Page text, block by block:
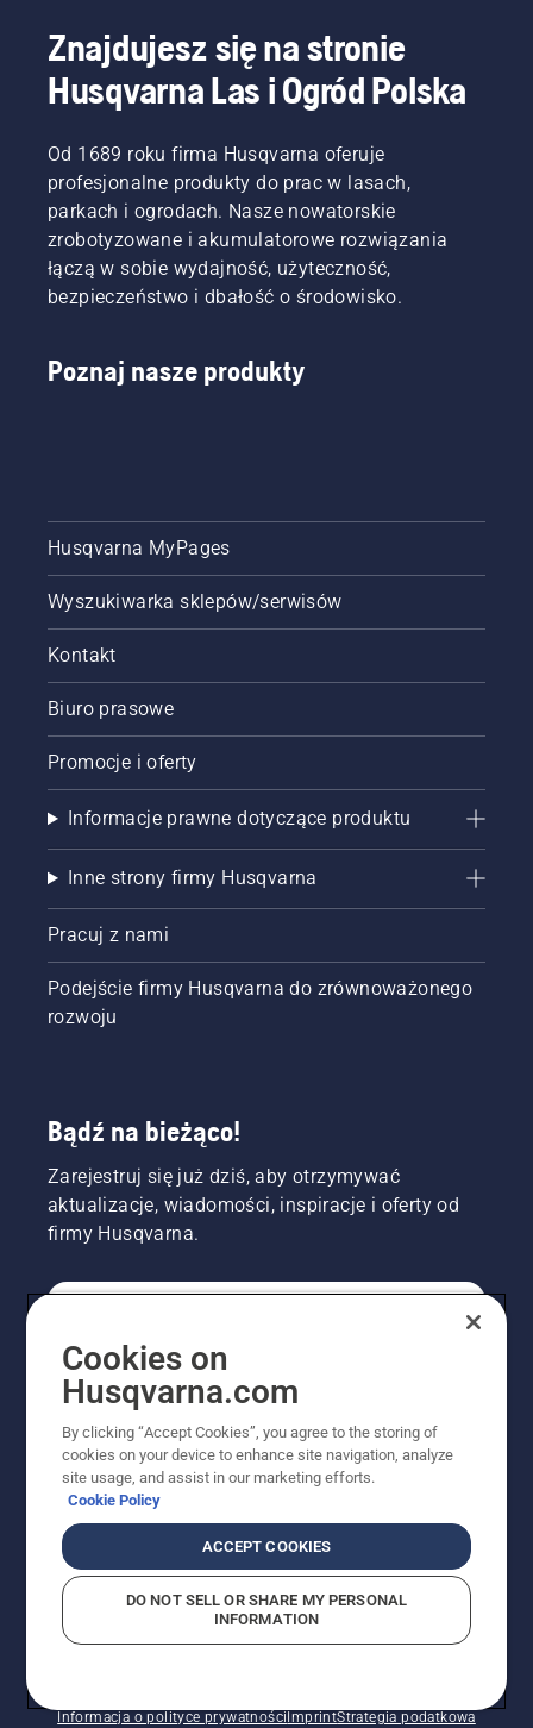
Znajdujesz się na stronie
Husqvarna Las i Ogród Polska
Od 1689 roku firma Husqvarna oferuje
profesjonalne produkty do prac w lasach,
parkach i ogrodach. Nasze nowatorskie
zrobotyzowane i akumulatorowe rozwiązania
łączą w sobie wydajność, użyteczność,
bezpieczeństwo i dbałość o środowisko.
Poznaj nasze produkty
Husqvarna MyPages
Wyszukiwarka sklepów/serwisów
Kontakt
Biuro prasowe
Promocje i oferty
Informacje prawne dotyczące produktu
Inne strony firmy Husqvarna
Pracuj z nami
Podejście firmy Husqvarna do zrównoważonego
rozwoju
Bądź na bieżąco!
Zarejestruj się już dziś, aby otrzymywać
aktualizacje, wiadomości, inspiracje i oferty od
firmy Husqvarna.
PROFESJONALISTA
Informacja o polityce prywatnościImprintStrategia podatkowa
Cookies on
Husqvarna.com
By clicking “Accept Cookies”, you agree to the storing of
cookies on your device to enhance site navigation, analyze
site usage, and assist in our marketing efforts.
Cookie Policy
ACCEPT COOKIES
DO NOT SELL OR SHARE MY PERSONAL
INFORMATION